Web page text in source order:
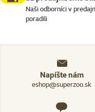
Naši odborníci v
poradili
Napíšte nám
eshop@superzoo.sk